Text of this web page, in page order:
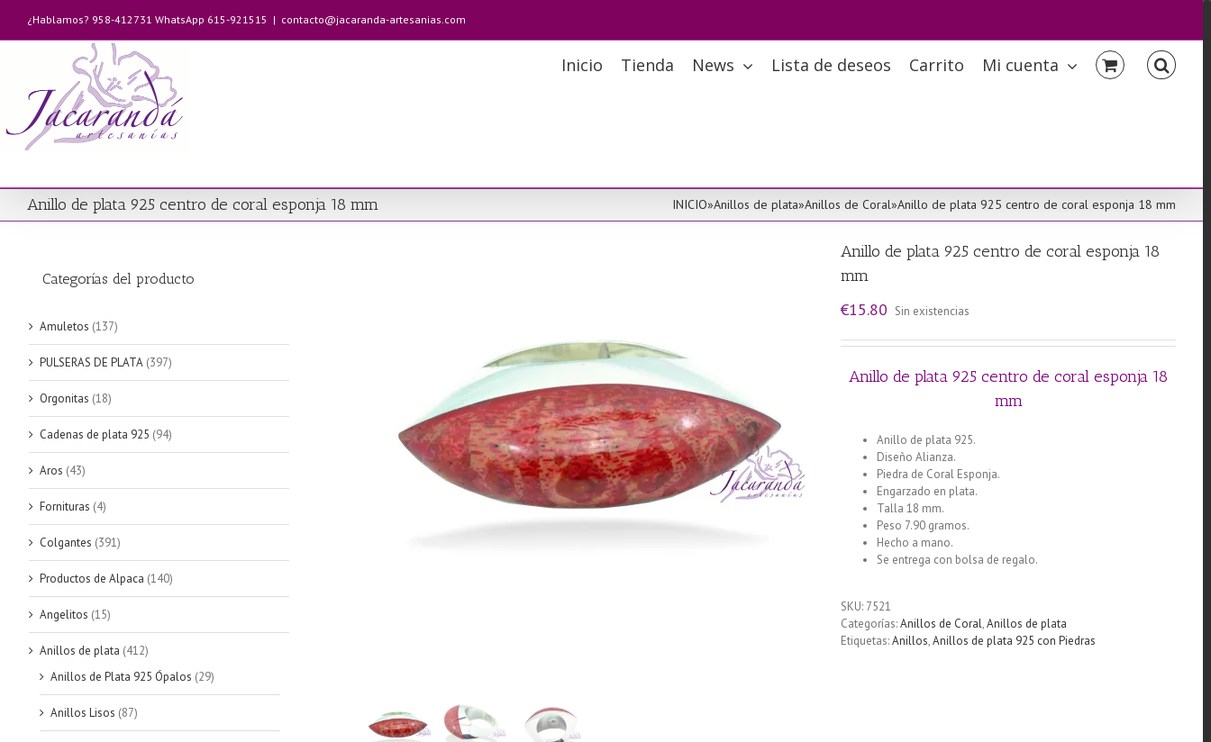
contenido
¿Hablamos? 958-412731 WhatsApp 615-921515 | contacto@jacaranda-artesanias.com
Inicio Tienda News Lista de deseos Carrito Mi cuenta
Anillo de plata 925 centro de coral esponja 18 mm INICIO»Anillos de plata»Anillos de Coral»Anillo de plata 925 centro de coral esponja 18 mm
Anillo de plata 925 centro de coral esponja 18
mm
€15.80 Sin existencias
Anillo de plata 925 centro de coral esponja 18
mm
Anillo de plata 925.
Diseño Alianza.
Piedra de Coral Esponja.
Engarzado en plata.
Talla 18 mm.
Peso 7.90 gramos.
Hecho a mano.
Se entrega con bolsa de regalo.
SKU: 7521
Categorías:Anillos de Coral,Anillos de plata
Etiquetas:Anillos,Anillos de plata 925 con Piedras
Categorías del producto
Amuletos (137)
PULSERAS DE PLATA (397)
Orgonitas (18)
Cadenas de plata 925 (94)
Aros (43)
Fornituras (4)
Colgantes (391)
Productos de Alpaca (140)
Angelitos (15)
Anillos de plata (412)
Anillos de Plata 925 Ópalos (29)
Anillos Lisos (87)